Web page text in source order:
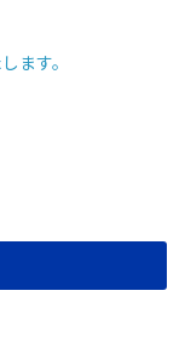
ます。